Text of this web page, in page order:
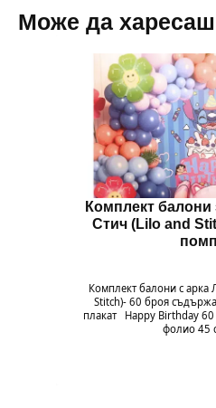
Може да харесаш
Комплект балони
Стич (Lilo and
Комплект балони с арка
Stitch)- 60 броя
плакат Happy Birthday
фолио 45